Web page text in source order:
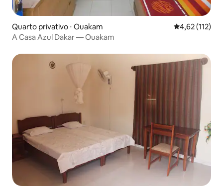
Quarto privativo ⋅ Ouakam 4,62 de uma
4,62 (112)
A Casa Azul Dakar — Ouakam